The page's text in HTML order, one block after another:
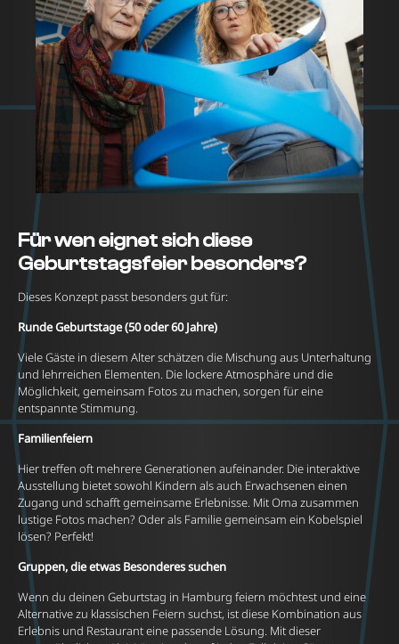
Für wen eignet sich diese
Geburtstagsfeier besonders?
Dieses Konzept passt besonders gut für:
Runde Geburtstage (50 oder 60 Jahre)
Viele Gäste in diesem Alter schätzen die Mischung aus Unterhaltung
und lehrreichen Elementen. Die lockere Atmosphäre und die
Möglichkeit, gemeinsam Fotos zu machen, sorgen für eine
entspannte Stimmung.
Familienfeiern
Hier treffen oft mehrere Generationen aufeinander. Die interaktive
Ausstellung bietet sowohl Kindern als auch Erwachsenen einen
Zugang und schafft gemeinsame Erlebnisse. Mit Oma zusammen
lustige Fotos machen? Oder als Familie gemeinsam ein Kobelspiel
lösen? Perfekt!
Gruppen, die etwas Besonderes suchen
Wenn du deinen Geburtstag in Hamburg feiern möchtest und eine
Alternative zu klassischen Feiern suchst, ist diese Kombination aus
Erlebnis und Restaurant eine passende Lösung. Mit dieser